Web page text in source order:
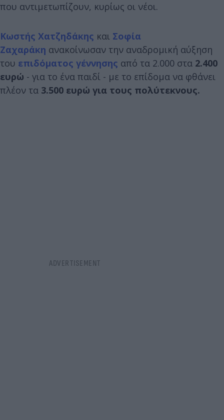
που αντιμετωπίζουν, κυρίως οι νέοι.
Κωστής Χατζηδάκης και Σοφία
Ζαχαράκη ανακοίνωσαν την αναδρομική αύξηση
του επιδόματος γέννησης από τα 2.000 στα 2.400
ευρώ - για το ένα παιδί - με το επίδομα να φθάνει
πλέον τα 3.500 ευρώ για τους πολύτεκνους.